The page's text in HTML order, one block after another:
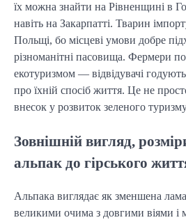
їх можна знайти на Рівненщині в
навіть на Закарпатті. Тварин
Польщі, бо місцеві умови добре
різноманітні пасовища. Фермери
екотуризмом — відвідувачі
про їхній спосіб життя. Це не
внесок у розвиток зеленого
Зовнішній вигляд,
альпак до гірського
Альпака виглядає як зменшена
великими очима з довгими віями і